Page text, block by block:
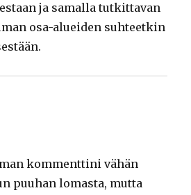
ja samalla tutkittavan
osa-alueiden suhteetkin
kommenttini vähän
puuhan lomasta, mutta